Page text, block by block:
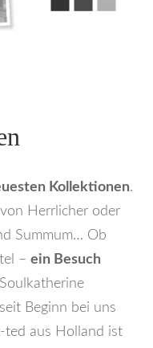
Kollektionen.
Herrlicher oder
Summum… Ob
–ein Besuch
Beginn bei uns
ted aus Holland ist